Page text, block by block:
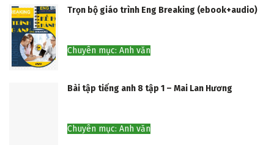
Trọn bộ giáo trình Eng Breaking (ebook+audio)
Chuyên mục: Anh văn
Bài tập tiếng anh 8 tập 1 – Mai Lan Hương
Chuyên mục: Anh văn